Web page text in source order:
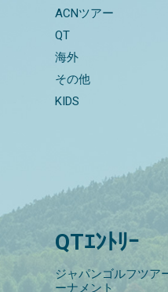
ACNツアー
QT
海外
その他
KIDS
QTｴﾝﾄﾘｰ
ジャパンゴルフツア
ーナメント